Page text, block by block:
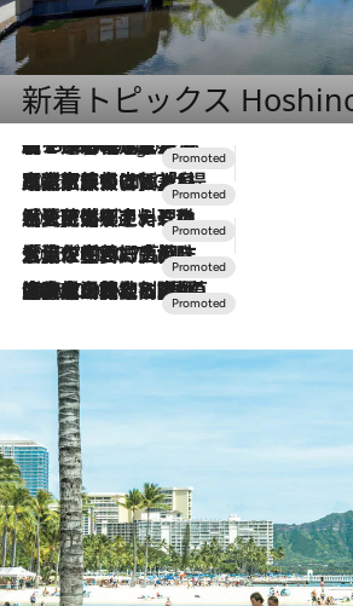
新着トピックス
2 Hours Ago
【トンボの足水浴】ヒノキの香りに包まれて涼感マックス！約13℃の湧水かけ流しを避暑地「星野温泉 トンボの湯」で体験
2026.7.31
【ホテル帰省】という選択肢をOMOが提案。家族とほどよい距離を保つには「昼は実家、夜は気兼ねなくホテルで！」
2026.7.24
【夏限定ディナーコース】旬を迎える稚鮎や花ズッキーニなどをイタリア・トスカーナの郷土料理の手法で満喫！
2026.7.17
「土佐和ハーブかき氷」がOMO7高知に登場！生姜、山椒、大葉など目にも舌にも涼を呼ぶ郷土の味
2026.7.10
NEW OPEN！【界 草津】名湯の地に誕生。趣の異なる2種の温泉と上州ならではの会席・蕎麦割烹など美食を味わう究極の癒やし旅